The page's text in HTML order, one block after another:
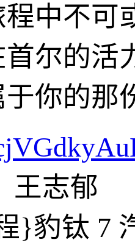
中不可
尔的活
你的那
王志郁
}豹钛 7